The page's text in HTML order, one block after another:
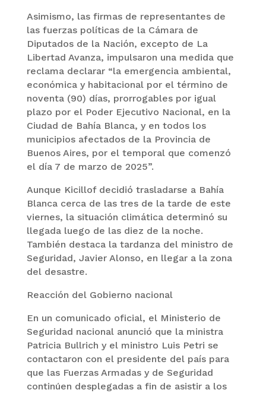
Asimismo, las firmas de representantes de
las fuerzas políticas de la Cámara de
Diputados de la Nación, excepto de La
Libertad Avanza, impulsaron una medida que
reclama declarar “la emergencia ambiental,
económica y habitacional por el término de
noventa (90) días, prorrogables por igual
plazo por el Poder Ejecutivo Nacional, en la
Ciudad de Bahía Blanca, y en todos los
municipios afectados de la Provincia de
Buenos Aires, por el temporal que comenzó
el día 7 de marzo de 2025”.
Aunque Kicillof decidió trasladarse a Bahía
Blanca cerca de las tres de la tarde de este
viernes, la situación climática determinó su
llegada luego de las diez de la noche.
También destaca la tardanza del ministro de
Seguridad, Javier Alonso, en llegar a la zona
del desastre.
Reacción del Gobierno nacional
En un comunicado oficial, el Ministerio de
Seguridad nacional anunció que la ministra
Patricia Bullrich y el ministro Luis Petri se
contactaron con el presidente del país para
que las Fuerzas Armadas y de Seguridad
continúen desplegadas a fin de asistir a los